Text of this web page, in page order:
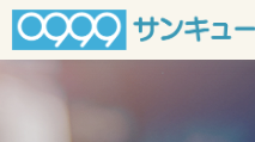
Skip
to
content